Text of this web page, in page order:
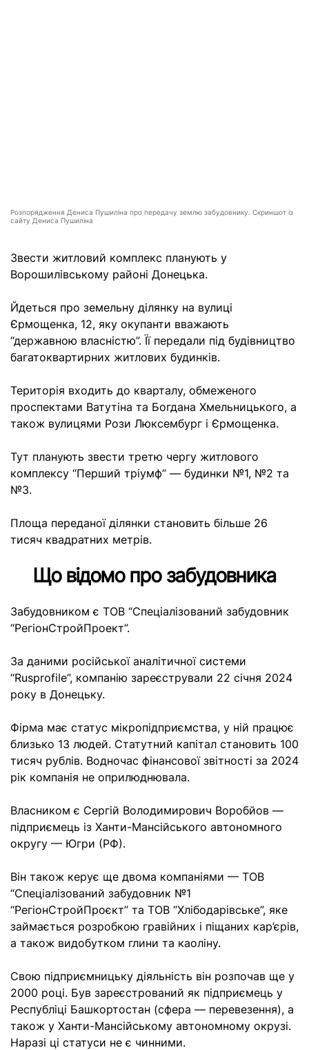
Розпорядження Дениса Пушиліна про передачу землю забудовнику. Скриншот із
сайту Дениса Пушиліна
Звести житловий комплекс планують у
Ворошилівському районі Донецька.
Йдеться про земельну ділянку на вулиці
Єрмощенка, 12, яку окупанти вважають
“державною власністю”. Її передали під будівництво
багатоквартирних житлових будинків.
Територія входить до кварталу, обмеженого
проспектами Ватутіна та Богдана Хмельницького, а
також вулицями Рози Люксембург і Єрмощенка.
Тут планують звести третю чергу житлового
комплексу “Перший тріумф” — будинки №1, №2 та
№3.
Площа переданої ділянки становить більше 26
тисяч квадратних метрів.
Що відомо про забудовника
Забудовником є ТОВ “Спеціалізований забудовник
“РегіонСтройПроект”.
За даними російської аналітичної системи
“Rusprofile”, компанію зареєстрували 22 січня 2024
року в Донецьку.
Фірма має статус мікропідприємства, у ній працює
близько 13 людей. Статутний капітал становить 100
тисяч рублів. Водночас фінансової звітності за 2024
рік компанія не оприлюднювала.
Власником є Сергій Володимирович Воробйов —
підприємець із Ханти-Мансійського автономного
округу — Югри (РФ).
Він також керує ще двома компаніями — ТОВ
“Спеціалізований забудовник №1
“РегіонСтройПроєкт” та ТОВ “Хлібодарівське”, яке
займається розробкою гравійних і піщаних кар’єрів,
а також видобутком глини та каоліну.
Свою підприємницьку діяльність він розпочав ще у
2000 році. Був зареєстрований як підприємець у
Республіці Башкортостан (сфера — перевезення), а
також у Ханти-Мансійському автономному окрузі.
Наразі ці статуси не є чинними.